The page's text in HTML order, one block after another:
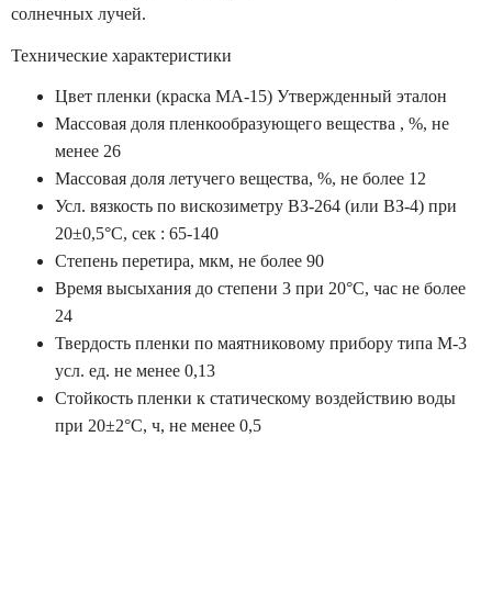
солнечных лучей.
Технические характеристики
Цвет пленки (краска МА-15) Утвержденный эталон
Массовая доля пленкообразующего вещества , %, не
менее 26
Массовая доля летучего вещества, %, не более 12
Усл. вязкость по вискозиметру ВЗ-264 (или ВЗ-4) при
20±0,5°С, сек : 65-140
Степень перетира, мкм, не более 90
Время высыхания до степени 3 при 20°С, час не более
24
Твердость пленки по маятниковому прибору типа М-3
усл. ед. не менее 0,13
Стойкость пленки к статическому воздействию воды
при 20±2°С, ч, не менее 0,5